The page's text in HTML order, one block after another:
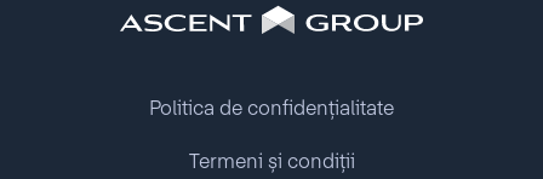
Politica de confidențialitate
Termeni și condiții